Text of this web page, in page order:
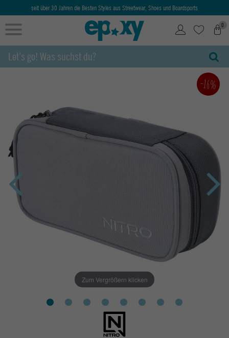
seit über 30 Jahren die Besten Styles aus Streetwear, Shoes und Boardsports
0
Zum Vergrößern klicken
-16%